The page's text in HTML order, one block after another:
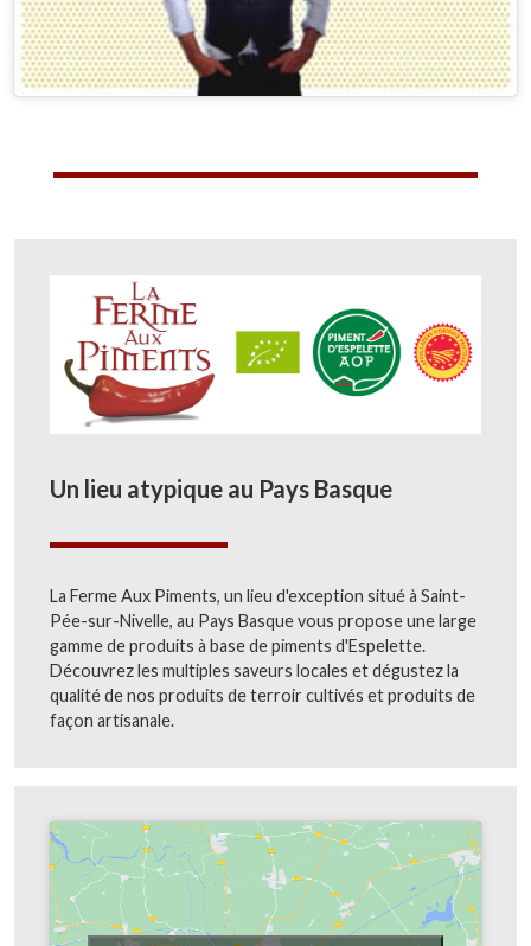
Un lieu atypique au Pays Basque
La Ferme Aux Piments, un lieu d'exception situé à Saint-
Pée-sur-Nivelle, au Pays Basque vous propose une large
gamme de produits à base de piments d'Espelette.
Découvrez les multiples saveurs locales et dégustez la
qualité de nos produits de terroir cultivés et produits de
façon artisanale.